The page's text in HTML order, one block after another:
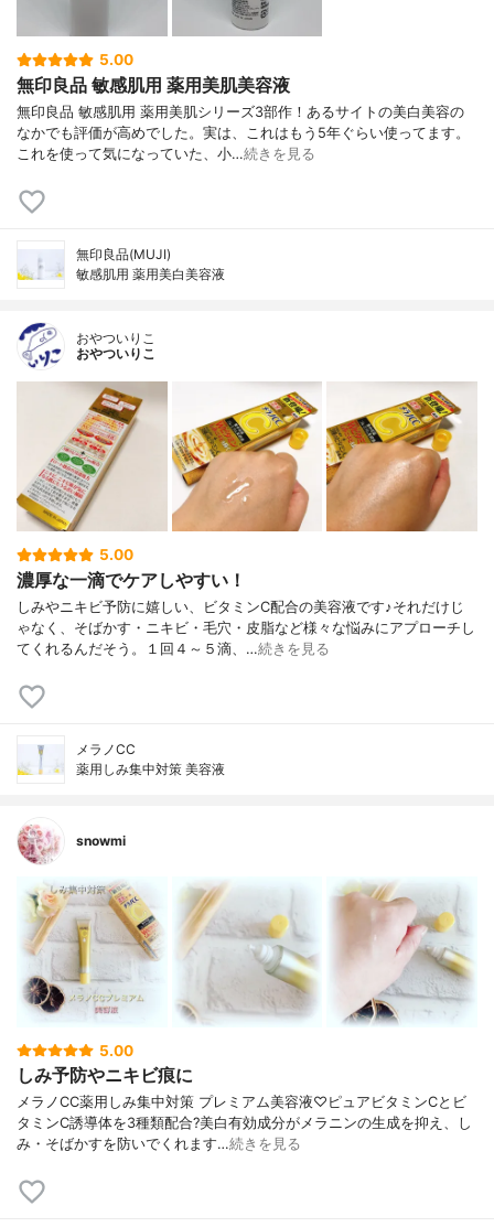
5.00
無印良品 敏感肌用 薬用美肌美容液
無印良品 敏感肌用 薬用美肌シリーズ3部作！あるサイトの美白美容の
なかでも評価が高めでした。実は、これはもう5年ぐらい使ってます。
これを使って気になっていた、小…続きを見る
無印良品(MUJI)
敏感肌用 薬用美白美容液
おやついりこ
おやついりこ
5.00
濃厚な一滴でケアしやすい！
しみやニキビ予防に嬉しい、ビタミンC配合の美容液です♪それだけじ
ゃなく、そばかす・ニキビ・毛穴・皮脂など様々な悩みにアプローチし
てくれるんだそう。１回４～５滴、…続きを見る
メラノCC
薬用しみ集中対策 美容液
snowmi
5.00
しみ予防やニキビ痕に
メラノCC薬用しみ集中対策 プレミアム美容液♡ピュアビタミンCとビ
タミンC誘導体を3種類配合?美白有効成分がメラニンの生成を抑え、し
み・そばかすを防いでくれます…続きを見る